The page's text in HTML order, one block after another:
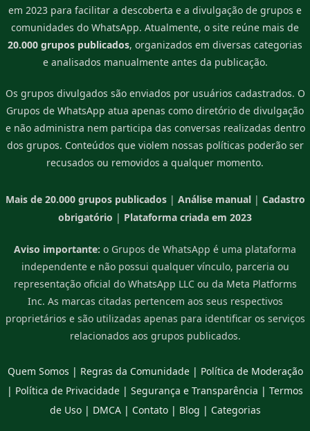
em 2023 para facilitar a descoberta e a divulgação de grupos e
comunidades do WhatsApp. Atualmente, o site reúne mais de
20.000 grupos publicados, organizados em diversas categorias
e analisados manualmente antes da publicação.
Os grupos divulgados são enviados por usuários cadastrados. O
Grupos de WhatsApp atua apenas como diretório de divulgação
e não administra nem participa das conversas realizadas dentro
dos grupos. Conteúdos que violem nossas políticas poderão ser
recusados ou removidos a qualquer momento.
Mais de 20.000 grupos publicados| Análise manual| Cadastro
obrigatório | Plataforma criada em 2023
Aviso importante: o Grupos de WhatsApp é uma plataforma
independente e não possui qualquer vínculo, parceria ou
representação oficial do WhatsApp LLC ou da Meta Platforms
Inc. As marcas citadas pertencem aos seus respectivos
proprietários e são utilizadas apenas para identificar os serviços
relacionados aos grupos publicados.
Quem Somos | Regras da Comunidade| Política de Moderação
| Política de Privacidade | Segurança e Transparência | Termos
de Uso| DMCA| Contato| Blog | Categorias